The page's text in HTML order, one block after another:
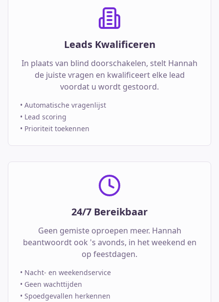
Leads Kwalificeren
In plaats van blind doorschakelen, stelt Hannah
de juiste vragen en kwalificeert elke lead
voordat u wordt gestoord.
• Automatische vragenlijst
• Lead scoring
• Prioriteit toekennen
24/7 Bereikbaar
Geen gemiste oproepen meer. Hannah
beantwoordt ook 's avonds, in het weekend en
op feestdagen.
• Nacht- en weekendservice
• Geen wachttijden
• Spoedgevallen herkennen